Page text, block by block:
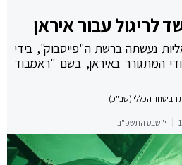
נעשתה ברשת ה"פייסבוק", בידי
המתגורר באיראן, בשם "ראמבוד
הביטחון הכללי (שב"כ)
י' שבט התשפ"ב